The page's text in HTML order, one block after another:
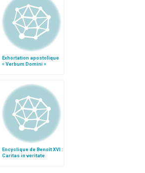
Exhortation apostolique
« Verbum Domini »
Encyclique de Benoît XVI :
Caritas in veritate